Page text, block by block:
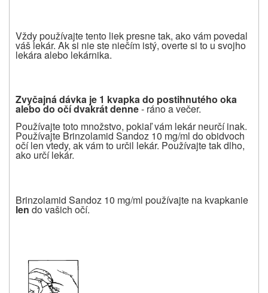
Vždy používajte tento liek presne tak, ako vám povedal
váš lekár. Ak si nie ste niečím istý, overte si to u svojho
lekára alebo lekárnika.
Zvyčajná dávka je 1 kvapka do postihnutého oka
alebo do očídvakrát denne- ráno a večer.
Používajte toto množstvo, pokiaľ vám lekár neurčí inak.
Používajte Brinzolamid Sandoz 10 mg/ml do obidvoch
očí len vtedy, ak vám to určil lekár. Používajte tak dlho,
ako určí lekár.
Brinzolamid Sandoz 10 mg/ml používajte na kvapkanie
len do vašich očí.